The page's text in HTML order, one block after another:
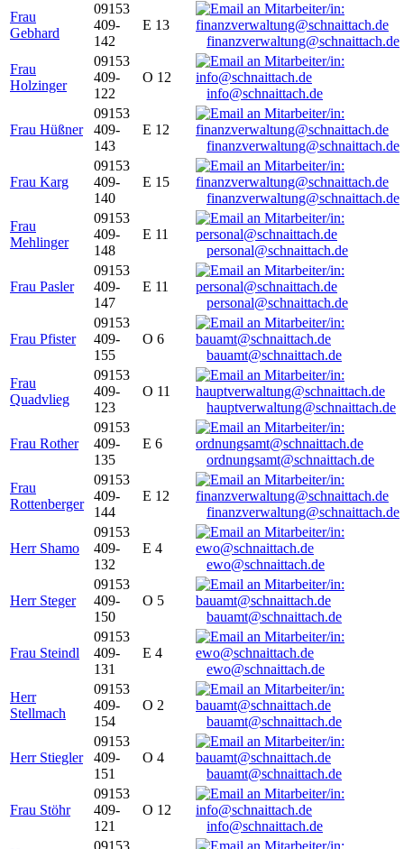
Frau
Gebhard
09153
409-
142
E 13
finanzverwaltung@schnaittach.de
Frau
Holzinger
09153
409-
122
O 12
info@schnaittach.de
Frau Hüßner
09153
409-
143
E 12
finanzverwaltung@schnaittach.de
Frau Karg
09153
409-
140
E 15
finanzverwaltung@schnaittach.de
Frau
Mehlinger
09153
409-
148
E 11
personal@schnaittach.de
Frau Pasler
09153
409-
147
E 11
personal@schnaittach.de
Frau Pfister
09153
409-
155
O 6
bauamt@schnaittach.de
Frau
Quadvlieg
09153
409-
123
O 11
hauptverwaltung@schnaittach.de
Frau Rother
09153
409-
135
E 6
ordnungsamt@schnaittach.de
Frau
Rottenberger
09153
409-
144
E 12
finanzverwaltung@schnaittach.de
Herr Shamo
09153
409-
132
E 4
ewo@schnaittach.de
Herr Steger
09153
409-
150
O 5
bauamt@schnaittach.de
Frau Steindl
09153
409-
131
E 4
ewo@schnaittach.de
Herr
Stellmach
09153
409-
154
O 2
bauamt@schnaittach.de
Herr Stiegler
09153
409-
151
O 4
bauamt@schnaittach.de
Frau Stöhr
09153
409-
121
O 12
info@schnaittach.de